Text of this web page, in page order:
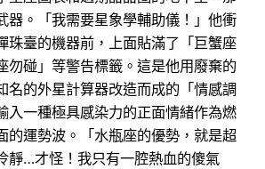
器。「我需要星象學輔助儀！」他衝
珠臺的機器前，上面貼滿了「巨蟹座
勿碰」等警告標籤。這是他用廢棄的
名的外星計算器改造而成的「情感調
入一種極具感染力的正面情緒作為燃
的運勢波。「水瓶座的優勢，就是超
靜…才怪！我只有一腔熱血的傻氣